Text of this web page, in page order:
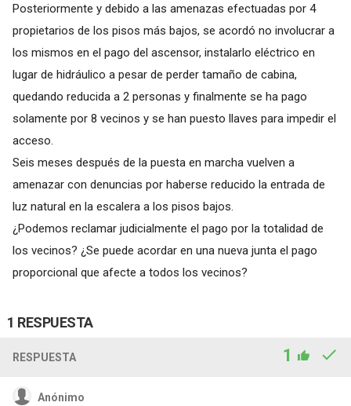
Posteriormente y debido a las amenazas efectuadas por 4
propietarios de los pisos más bajos, se acordó no involucrar a
los mismos en el pago del ascensor, instalarlo eléctrico en
lugar de hidráulico a pesar de perder tamaño de cabina,
quedando reducida a 2 personas y finalmente se ha pago
solamente por 8 vecinos y se han puesto llaves para impedir el
acceso.
Seis meses después de la puesta en marcha vuelven a
amenazar con denuncias por haberse reducido la entrada de
luz natural en la escalera a los pisos bajos.
¿Podemos reclamar judicialmente el pago por la totalidad de
los vecinos? ¿Se puede acordar en una nueva junta el pago
proporcional que afecte a todos los vecinos?
1 RESPUESTA
RESPUESTA 1
Anónimo